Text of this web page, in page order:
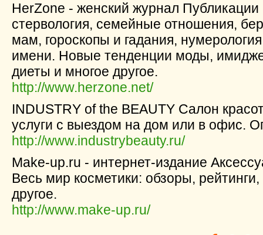
HerZone - женский журнал
стервология, семейные отношения,
мам, гороскопы и гадания,
имени. Новые тенденции моды,
диеты и многое другое.
http://www.herzone.net/
INDUSTRY of the BEAUTY Салон
услуги с выездом на дом или в офис.
http://www.industrybeauty.ru/
Make-up.ru - интернет-издание
Весь мир косметики: обзоры,
другое.
http://www.make-up.ru/